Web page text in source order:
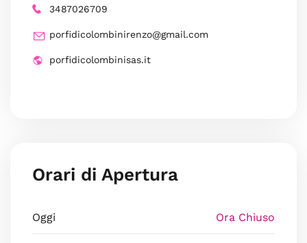
3487026709
porfidicolombinirenzo@gmail.com
porfidicolombinisas.it
Orari di Apertura
Oggi Ora Chiuso